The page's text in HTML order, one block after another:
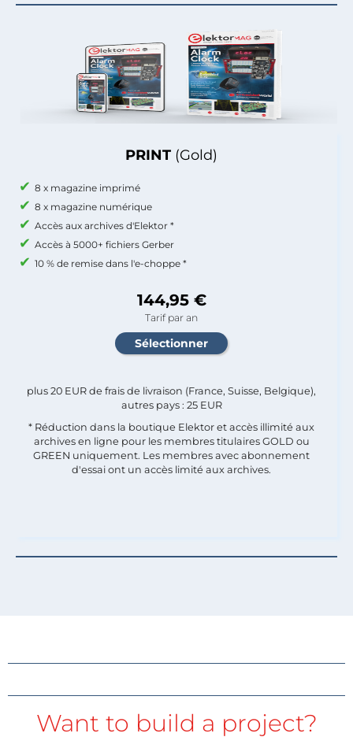
PRINT (Gold)
8 x magazine imprimé
8 x magazine numérique
Accès aux archives d'Elektor *
Accès à 5000+ fichiers Gerber
10 % de remise dans l'e-choppe *
144,95 €
Tarif par an
plus 20 EUR de frais de livraison (France, Suisse, Belgique),
autres pays : 25 EUR
* Réduction dans la boutique Elektor et accès illimité aux
archives en ligne pour les membres titulaires GOLD ou
GREEN uniquement. Les membres avec abonnement
d'essai ont un accès limité aux archives.
Want to build a project?